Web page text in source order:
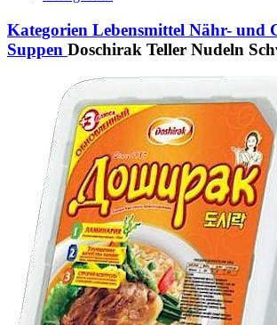
Kategorien Lebensmittel Nähr- und
Suppen Doschirak Teller Nudeln